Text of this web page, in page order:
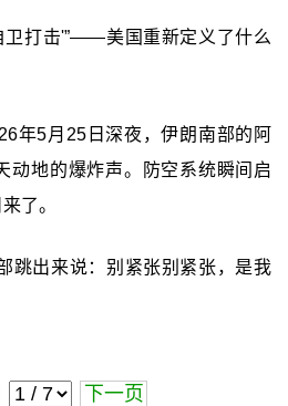
卫打击'”——美国重新定义了什么
年5月25日深夜，伊朗南部的阿
动地的爆炸声。防空系统瞬间启
了。
跳出来说：别紧张别紧张，是我
下一页